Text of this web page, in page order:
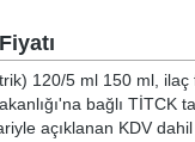
120/5 ml 150 ml, ilaç
bağlı TİTCK
açıklanan KDV